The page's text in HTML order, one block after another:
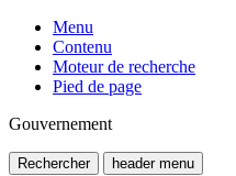
Menu
Contenu
Moteur de recherche
Pied de page
Gouvernement
Rechercher header menu